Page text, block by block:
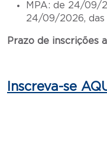
MPA: de 24/09/
24/09/2026, das
Prazo de inscrições
Inscreva-se